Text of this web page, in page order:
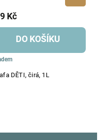
DĚTI, čirá, 1L
Kč
DO KOŠÍKU